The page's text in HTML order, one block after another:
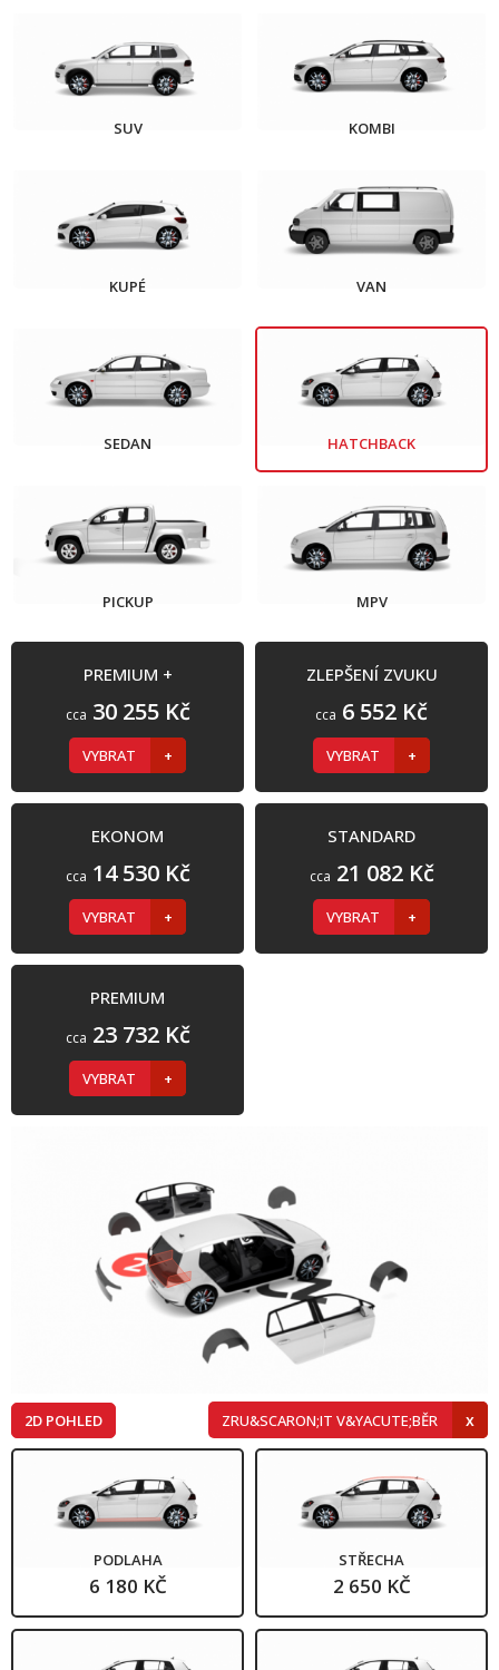
SUV KOMBI
KUPÉ VAN
SEDAN HATCHBACK
PICKUP MPV
PREMIUM +
cca 30 255 Kč
VYBRAT
ZLEPŠENÍ ZVUKU
cca 6 552 Kč
VYBRAT
EKONOM
cca 14 530 Kč
VYBRAT
STANDARD
cca 21 082 Kč
VYBRAT
PREMIUM
cca 23 732 Kč
VYBRAT
ZRU&SCARON;IT V&YACUTE;BĚR
2D POHLED
PODLAHA
6 180 KČ
STŘECHA
2 650 KČ